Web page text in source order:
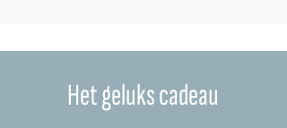
Het geluks cadeau